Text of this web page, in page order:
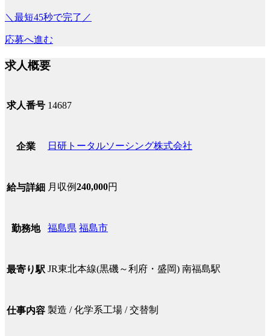
＼最短45秒で完了／
応募へ進む
求人概要
求人番号 14687
企業 日研トータルソーシング株式会社
給与詳細 月収例240,000円
勤務地 福島県 福島市
最寄り駅 JR東北本線(黒磯～利府・盛岡) 南福島駅
仕事内容 製造 / 化学系工場 / 交替制